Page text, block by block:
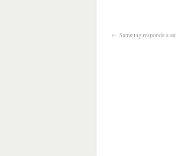
← Samsung responde a